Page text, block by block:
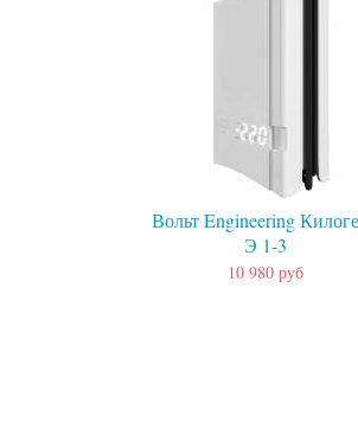
Вольт Engineering
Э 1-3
10 980 руб